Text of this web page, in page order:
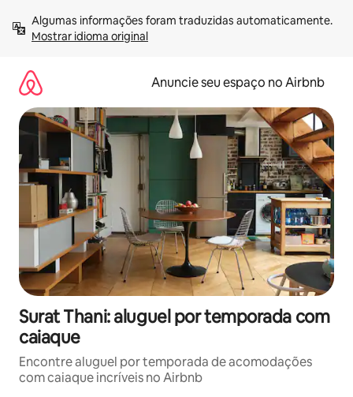
para
Mostrar idioma original
Anuncie seu espaço no Airbnb
Surat Thani: aluguel por temporada com
caiaque
Encontre aluguel por temporada de acomodações
com caiaque incríveis no Airbnb